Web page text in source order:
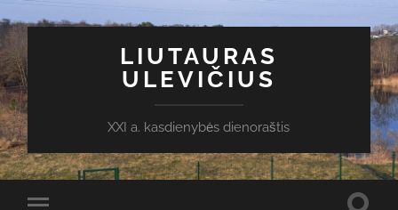
LIUTAURAS
ULEVIČIUS
XXI a. kasdienybės dienoraštis